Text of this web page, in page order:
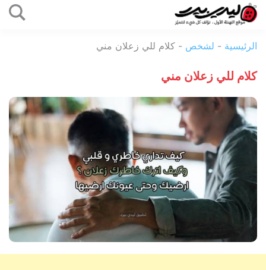
المحتوى
بيرد
الرئيسية - لشخص - كلام للي زعلان مني
كلام للي زعلان مني